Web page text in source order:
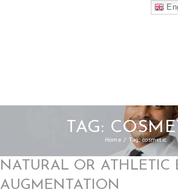
TAG:
Home Tag: cosmetic
NATURAL OR ATHLETIC
AUGMENTATION